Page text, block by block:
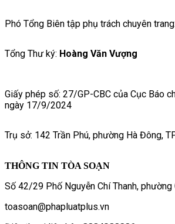
Phó Tổng Biên tập phụ trách chuyên trang:
Tổng Thư ký: Hoàng Văn Vượng
Giấy phép số: 27/GP-CBC của Cục Báo
ngày 17/9/2024
Trụ sở: 142 Trần Phú, phường Hà Đông,
THÔNG TIN TÒA SOẠN
Số 42/29 Phố Nguyễn Chí Thanh, phường
toasoan@phapluatplus.vn